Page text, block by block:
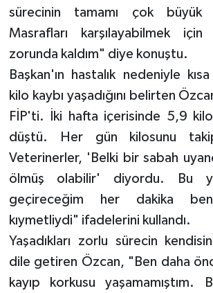
sürecinin tamamı çok büyük
Masrafları karşılayabilmek için
zorunda kaldım" diye konuştu.
Başkan'ın hastalık nedeniyle
kilo kaybı yaşadığını belirten
FİP'ti. İki hafta içerisinde 5,9
düştü. Her gün kilosunu
Veterinerler, 'Belki bir sabah
ölmüş olabilir' diyordu. Bu
geçireceğim her dakika
kıymetliydi" ifadelerini kullandı.
Yaşadıkları zorlu sürecin
dile getiren Özcan, "Ben daha
kayıp korkusu yaşamamıştım.